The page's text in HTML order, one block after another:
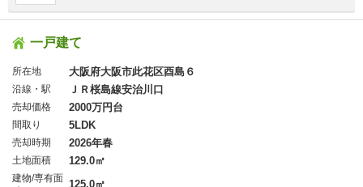
一戸建て
所在地 大阪府大阪市此花区酉島６
沿線・駅 ＪＲ桜島線安治川口
売却価格 2000万円台
間取り 5LDK
売却時期 2026年春
土地面積 129.0㎡
建物/専有面 125.0㎡